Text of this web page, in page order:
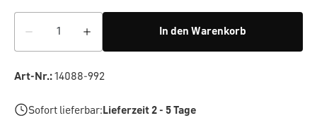
In den Warenkorb
Art-Nr.:14088-992
Sofort lieferbar:Lieferzeit 2 - 5 Tage